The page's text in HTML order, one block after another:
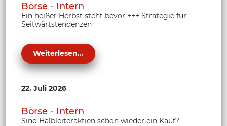
Börse - Intern
Ein heißer Herbst steht bevor +++ Strategie für
Seitwärtstendenzen
Weiterlesen...
22. Juli 2026
Börse - Intern
Sind Halbleiteraktien schon wieder ein Kauf?